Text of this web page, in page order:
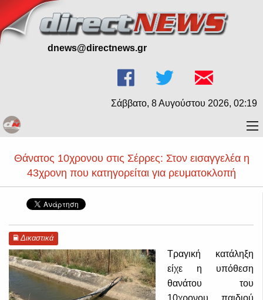
dnews@directnews.gr
Σάββατο, 8 Αυγούστου 2026, 02:19
Θάνατος 10χρονου στις Σέρρες: Στον εισαγγελέα η
43χρονη που κατηγορείται για ρευματοκλοπή
Δικαστικά
Τραγική κατάληξη
είχε η υπόθεση
θανάτου του